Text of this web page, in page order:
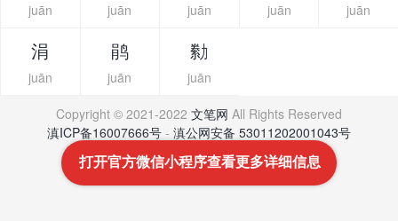
juān juān juān juān juān
涓
juān
鹃
juān
勬
juān
Copyright © 2021-2022 文笔网 All Rights Reserved
滇ICP备16007666号 - 滇公网安备 53011202001043号
打开官方微信小程序查看更多详细信息